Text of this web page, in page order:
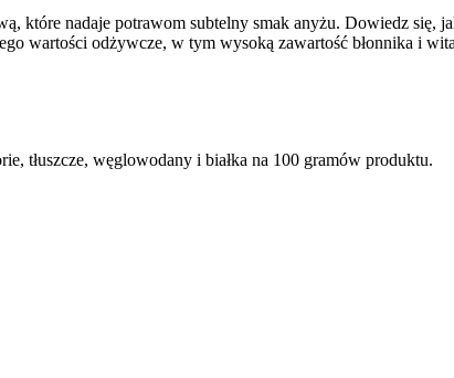
które nadaje potrawom subtelny smak anyżu. Dowiedz
wartości odżywcze, w tym wysoką zawartość błonnika i
tłuszcze, węglowodany i białka na 100 gramów produktu.